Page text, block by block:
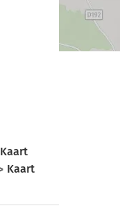
Kaart
Kaart